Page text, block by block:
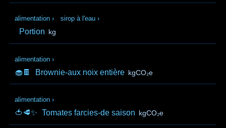
alimentation › sirop à l'eau ›
Portion kg
alimentation ›
🧁🍫 Brownie-aux noix entière kgCO₂e
alimentation ›
🍅🥩✨ Tomates farcies-de saison kgCO₂e